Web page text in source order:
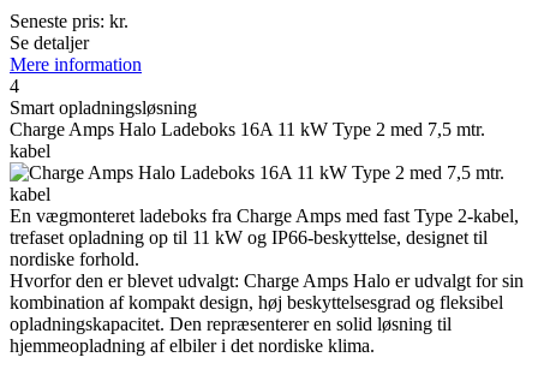
Seneste pris: kr.
Se detaljer
Mere information
4
Smart opladningsløsning
Charge Amps Halo Ladeboks 16A 11 kW Type 2 med 7,5 mtr.
kabel
En vægmonteret ladeboks fra Charge Amps med fast Type 2-kabel,
trefaset opladning op til 11 kW og IP66-beskyttelse, designet til
nordiske forhold.
Hvorfor den er blevet udvalgt: Charge Amps Halo er udvalgt for sin
kombination af kompakt design, høj beskyttelsesgrad og fleksibel
opladningskapacitet. Den repræsenterer en solid løsning til
hjemmeopladning af elbiler i det nordiske klima.